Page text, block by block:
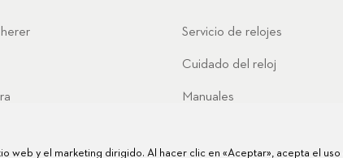
Servicio de relojes
Cuidado del reloj
Manuales
web y el marketing dirigido. Al hacer clic en «Aceptar», acepta el